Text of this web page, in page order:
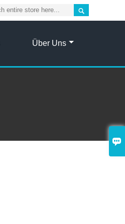


Über Uns